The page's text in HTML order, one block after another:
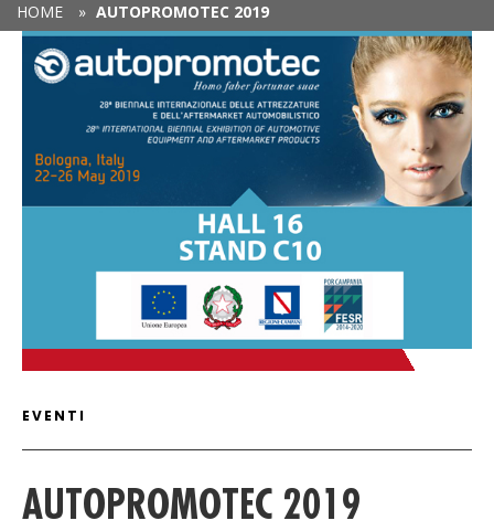
HOME » AUTOPROMOTEC 2019
ARTICLE DETAIL
EVENTI
AUTOPROMOTEC 2019